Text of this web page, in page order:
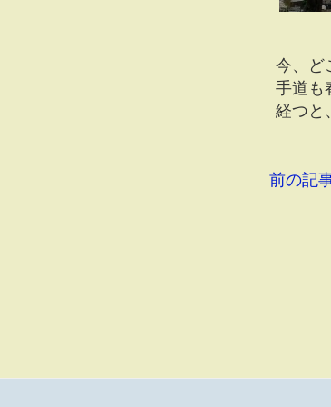
今、ど
手道も
経つと
前の記